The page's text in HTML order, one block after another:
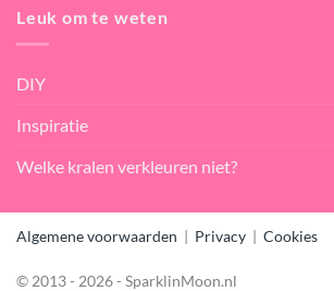
Leuk om te weten
DIY
Inspiratie
Welke kralen verkleuren niet?
Algemene voorwaarden | Privacy | Cookies
© 2013 - 2026 - SparklinMoon.nl